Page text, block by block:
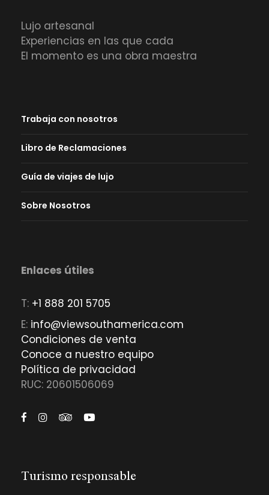
Lujo artesanal
Experiencias en las que cada
El momento es una obra maestra
Trabaja con nosotros
Libro de Reclamaciones
Guía de viajes de lujo
Sobre Nosotros
Enlaces útiles
T: +1 888 201 5705
E: info@viewsouthamerica.com
Condiciones de venta
Conoce a nuestro equipo
Política de privacidad
RUC: 20601506069
Turismo responsable